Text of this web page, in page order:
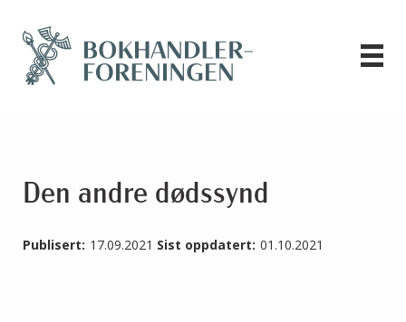
Den andre dødssynd
Publisert: 17.09.2021 Sist oppdatert: 01.10.2021